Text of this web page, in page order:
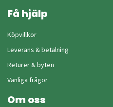
Få hjälp
Köpvillkor
Leverans & betalning
Returer & byten
Vanliga frågor
Om oss